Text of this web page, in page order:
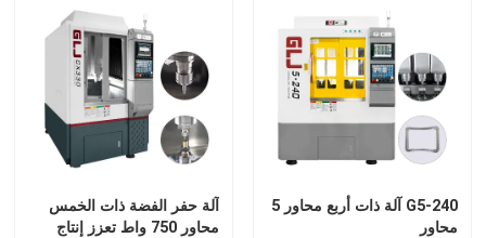
G5-240 آلة ذات أربع محاور 5
محاور
آلة حفر الفضة ذات الخمس
محاور 750 واط تعزز إنتاج